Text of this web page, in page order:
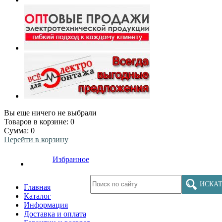
Вы еще ничего не выбрали
Товаров в корзине: 0
Сумма: 0
Перейти в корзину
Избранное
Главная
Каталог
Информация
Доставка и оплата